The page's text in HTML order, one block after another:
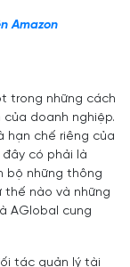
Amazon
trong những cách
doanh nghiệp.
hạn chế riêng của
có phải là
bộ những thông
thế nào và những
AGlobal cung
tác quản lý tài